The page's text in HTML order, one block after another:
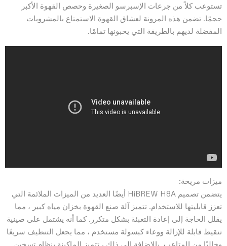
تستوعب كلاً من جرعات الإسبرسو الصغيرة وحصص القهوة الأكبر
حجمًا. تضمن هذه المرونة لعشاق القهوة الاستمتاع بالمشروبات
المفضلة لديهم بالطريقة التي يحبونها تمامًا.
ميزات مريحة:
يتضمن تصميم HiBREW H8A أيضًا العديد من الميزات الملائمة التي
تعزز قابليتها للاستخدام. تتميز آلة صنع القهوة بخزان مياه كبير ، مما
يقلل الحاجة إلى إعادة التعبئة بشكل متكرر. كما أنه يشتمل على صينية
تنقيط قابلة للإزالة ووعاء كبسولة مستخدم ، مما يجعل التنظيف سريعًا
وخاليًا من المتاعب. بالإضافة إلى ذلك ، تتميز الماكينة بنظام تسخين